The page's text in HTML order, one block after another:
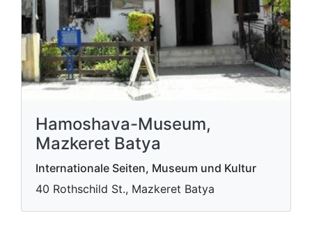
Hamoshava-Museum,
Mazkeret Batya
Internationale Seiten, Museum und Kultur
40 Rothschild St., Mazkeret Batya